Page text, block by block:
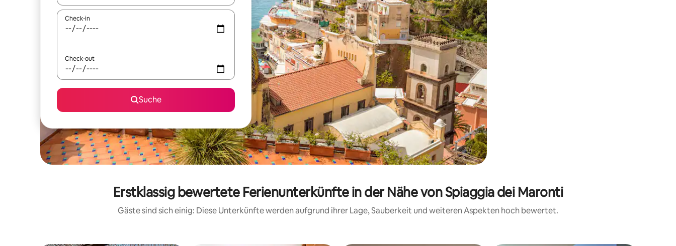
Check-in
Check-out
Suche
Erstklassig bewertete Ferienunterkünfte in der Nähe von Spiaggia dei Maronti
Gäste sind sich einig: Diese Unterkünfte werden aufgrund ihrer Lage, Sauberkeit und weiteren Aspekten hoch bewertet.